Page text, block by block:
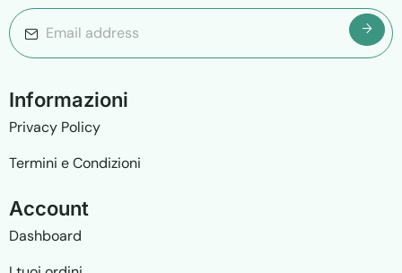
Informazioni
Privacy Policy
Termini e Condizioni
Account
Dashboard